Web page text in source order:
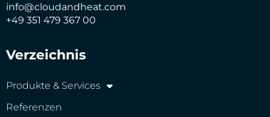
info@cloudandheat.com
+49 351 479 367 00
Verzeichnis
Produkte & Services
Referenzen